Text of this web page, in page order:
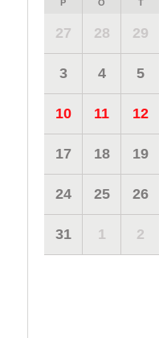
P O T
27 28 29
3 4 5
10 11 12
17 18 19
24 25 26
31 1 2